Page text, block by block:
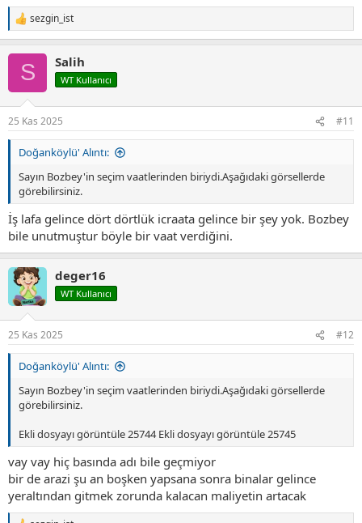
T
e
:
sezgin_ist
S Salih
WT Kullanıcı
25 Kas 2025 #11
Doğanköylü' Alıntı:
Sayın Bozbey'in seçim vaatlerinden biriydi.Aşağıdaki görsellerde
görebilirsiniz.
İş lafa gelince dört dörtlük icraata gelince bir şey yok. Bozbey
bile unutmuştur böyle bir vaat verdiğini.
deger16
WT Kullanıcı
25 Kas 2025 #12
Doğanköylü' Alıntı:
Sayın Bozbey'in seçim vaatlerinden biriydi.Aşağıdaki görsellerde
görebilirsiniz.
Ekli dosyayı görüntüle 25744 Ekli dosyayı görüntüle 25745
vay vay hiç basında adı bile geçmiyor
bir de arazi şu an boşken yapsana sonra binalar gelince
yeraltından gitmek zorunda kalacan maliyetin artacak